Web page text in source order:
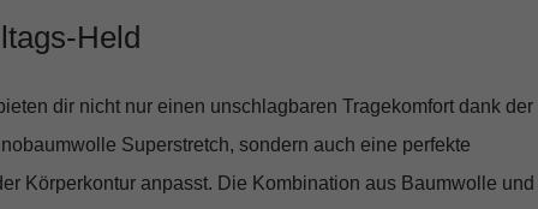
Held
dir nicht nur einen unschlagbaren Tragekomfortdank der
Superstretch, sondern auch eine perfekte
Körperkontur anpasst. Die Kombination aus Baumwolle und